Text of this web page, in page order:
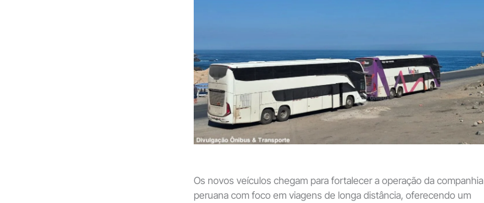
Os novos veículos chegam para fortalecer a operação da companhia
peruana com foco em viagens de longa distância, oferecendo um